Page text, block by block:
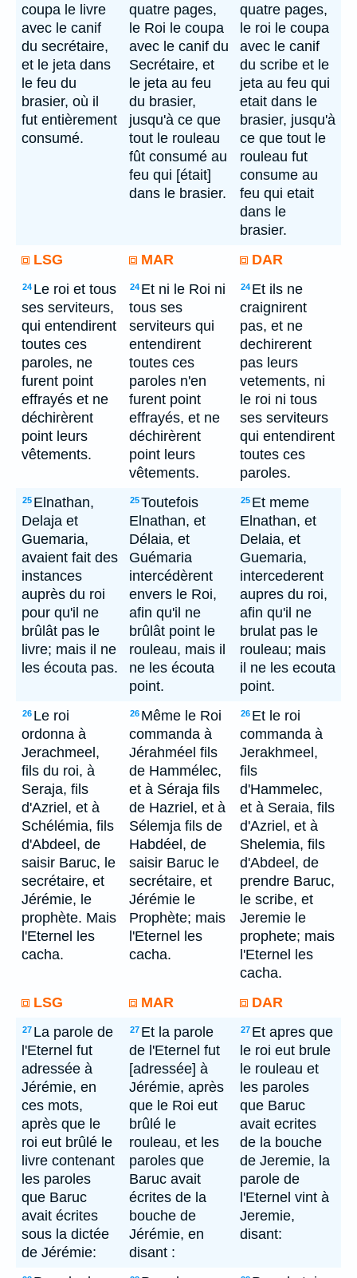
coupa le livre
avec le canif
du secrétaire,
et le jeta dans
le feu du
brasier, où il
fut entièrement
consumé.
quatre pages,
le Roi le coupa
avec le canif du
Secrétaire, et
le jeta au feu
du brasier,
jusqu'à ce que
tout le rouleau
fût consumé au
feu qui [était]
dans le brasier.
quatre pages,
le roi le coupa
avec le canif
du scribe et le
jeta au feu qui
etait dans le
brasier, jusqu'à
ce que tout le
rouleau fut
consume au
feu qui etait
dans le
brasier.
LSG
MAR DAR
24 Le roi et tous
ses serviteurs,
qui entendirent
toutes ces
paroles, ne
furent point
effrayés et ne
déchirèrent
point leurs
vêtements.
24 Et ni le Roi ni
tous ses
serviteurs qui
entendirent
toutes ces
paroles n'en
furent point
effrayés, et ne
déchirèrent
point leurs
vêtements.
24 Et ils ne
craignirent
pas, et ne
dechirerent
pas leurs
vetements, ni
le roi ni tous
ses serviteurs
qui entendirent
toutes ces
paroles.
25 Elnathan,
Delaja et
Guemaria,
avaient fait des
instances
auprès du roi
pour qu'il ne
brûlât pas le
livre; mais il ne
les écouta pas.
25Toutefois
Elnathan, et
Délaia, et
Guémaria
intercédèrent
envers le Roi,
afin qu'il ne
brûlât point le
rouleau, mais il
ne les écouta
point.
25 Et meme
Elnathan, et
Delaia, et
Guemaria,
intercederent
aupres du roi,
afin qu'il ne
brulat pas le
rouleau; mais
il ne les ecouta
point.
26 Le roi
ordonna à
Jerachmeel,
fils du roi, à
Seraja, fils
d'Azriel, et à
Schélémia, fils
d'Abdeel, de
saisir Baruc, le
secrétaire, et
Jérémie, le
prophète. Mais
l'Eternel les
cacha.
26 Même le Roi
commanda à
Jérahméel fils
de Hammélec,
et à Séraja fils
de Hazriel, et à
Sélemja fils de
Habdéel, de
saisir Baruc le
secrétaire, et
Jérémie le
Prophète; mais
l'Eternel les
cacha.
26 Et le roi
commanda à
Jerakhmeel,
fils
d'Hammelec,
et à Seraia, fils
d'Azriel, et à
Shelemia, fils
d'Abdeel, de
prendre Baruc,
le scribe, et
Jeremie le
prophete; mais
l'Eternel les
cacha.
LSG
MAR DAR
27 La parole de
l'Eternel fut
adressée à
Jérémie, en
ces mots,
après que le
roi eut brûlé le
livre contenant
les paroles
que Baruc
avait écrites
sous la dictée
de Jérémie:
27 Et la parole
de l'Eternel fut
[adressée] à
Jérémie, après
que le Roi eut
brûlé le
rouleau, et les
paroles que
Baruc avait
écrites de la
bouche de
Jérémie, en
disant :
27 Et apres que
le roi eut brule
le rouleau et
les paroles
que Baruc
avait ecrites
de la bouche
de Jeremie, la
parole de
l'Eternel vint à
Jeremie,
disant: